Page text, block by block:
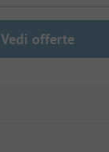
Vedi offerte